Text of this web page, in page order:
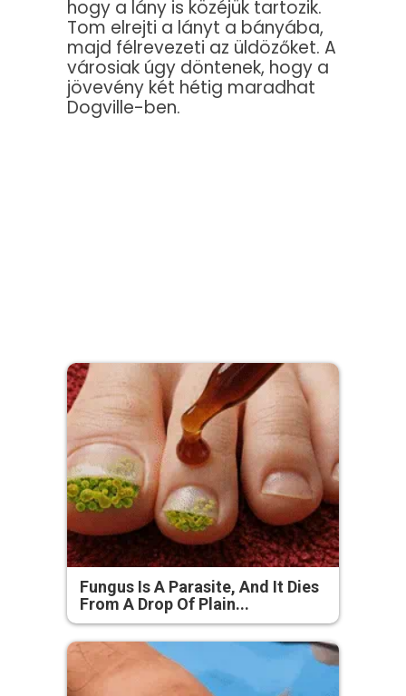
hogy a lány is közéjük tartozik.
Tom elrejti a lányt a bányába,
majd félrevezeti az üldözőket. A
városiak úgy döntenek, hogy a
jövevény két hétig maradhat
Dogville-ben.
Fungus Is A Parasite, And It Dies
From A Drop Of Plain...